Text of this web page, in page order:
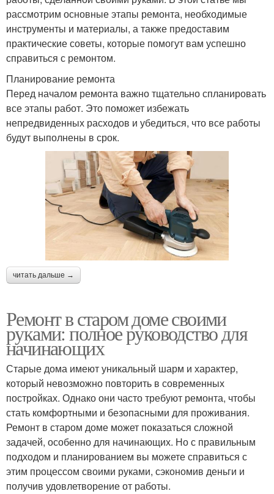
рассмотрим основные этапы ремонта, необходимые
инструменты и материалы, а также предоставим
практические советы, которые помогут вам успешно
справиться с ремонтом.
Планирование ремонта
Перед началом ремонта важно тщательно спланировать
все этапы работ. Это поможет избежать
непредвиденных расходов и убедиться, что все работы
будут выполнены в срок.
читать дальше →
Ремонт в старом доме своими
руками: полное руководство для
начинающих
Старые дома имеют уникальный шарм и характер,
который невозможно повторить в современных
постройках. Однако они часто требуют ремонта, чтобы
стать комфортными и безопасными для проживания.
Ремонт в старом доме может показаться сложной
задачей, особенно для начинающих. Но с правильным
подходом и планированием вы можете справиться с
этим процессом своими руками, сэкономив деньги и
получив удовлетворение от работы.